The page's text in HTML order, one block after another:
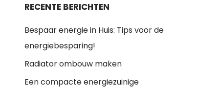
RECENTE BERICHTEN
Bespaar energie in Huis: Tips voor de
energiebesparing!
Radiator ombouw maken
Een compacte energiezuinige